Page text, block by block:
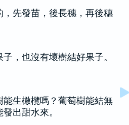
先發苗，後長穗，再後穗
子，也沒有壞樹結好果子。
生橄欖嗎？葡萄樹能結無
出甜水來。